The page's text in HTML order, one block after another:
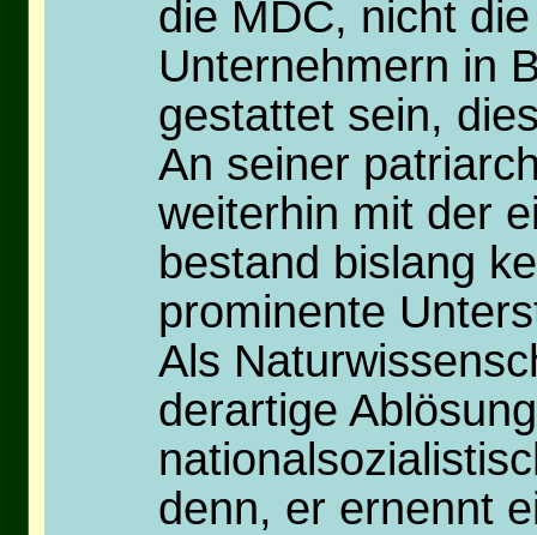
die MDC, nicht
Unternehmern in
gestattet sein,
An seiner
weiterhin mit der
bestand bislang
prominente
Als
derartige
denn, er ernennt